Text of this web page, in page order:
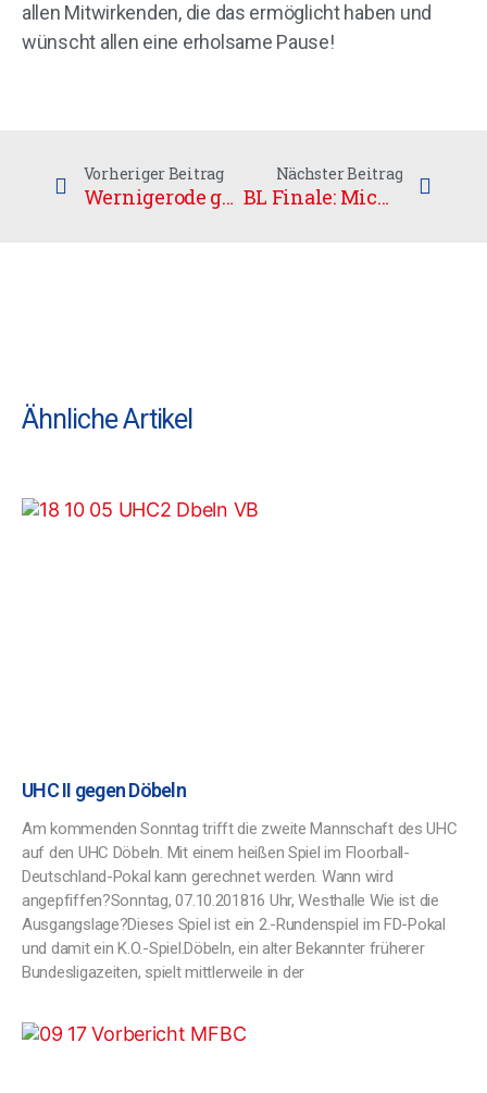
allen Mitwirkenden, die das ermöglicht haben und
wünscht allen eine erholsame Pause!
Vorheriger Beitrag
Wernigerode geht in Führung
Nächster Beitrag
BL Finale: Michael Ehspanner mit Liveauftritt
Ähnliche Artikel
UHC II gegen Döbeln
Am kommenden Sonntag trifft die zweite Mannschaft des UHC
auf den UHC Döbeln. Mit einem heißen Spiel im Floorball-
Deutschland-Pokal kann gerechnet werden. Wann wird
angepfiffen?Sonntag, 07.10.201816 Uhr, Westhalle Wie ist die
Ausgangslage?Dieses Spiel ist ein 2.-Rundenspiel im FD-Pokal
und damit ein K.O.-Spiel.Döbeln, ein alter Bekannter früherer
Bundesligazeiten, spielt mittlerweile in der